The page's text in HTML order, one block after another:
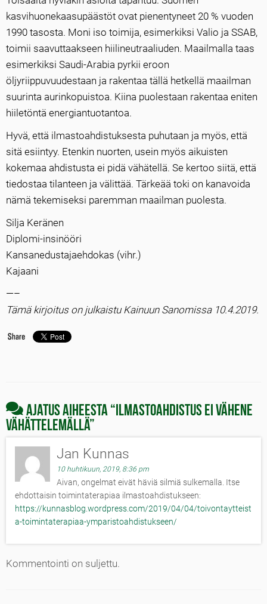
kasvihuonekaasupäästöt ovat pienentyneet 20 % vuoden
1990 tasosta. Moni iso toimija, esimerkiksi Valio ja SSAB,
toimii saavuttaakseen hiilineutraaliuden. Maailmalla taas
esimerkiksi Saudi-Arabia pyrkii eroon
öljyriippuvuudestaan ja rakentaa tällä hetkellä maailman
suurinta aurinkopuistoa. Kiina puolestaan rakentaa eniten
hiiletöntä energiantuotantoa.
Hyvä, että ilmastoahdistuksesta puhutaan ja myös, että
sitä esiintyy. Etenkin nuorten, usein myös aikuisten
kokemaa ahdistusta ei pidä vähätellä. Se kertoo siitä, että
tiedostaa tilanteen ja välittää. Tärkeää toki on kanavoida
nämä tekemiseksi paremman maailman puolesta.
Silja Keränen
Diplomi-insinööri
Kansanedustajaehdokas (vihr.)
Kajaani
—–
Tämä kirjoitus on julkaistu Kainuun Sanomissa 10.4.2019.
Ajatus aiheesta “Ilmastoahdistus ei vähene
vähättelemällä”
Jan Kunnas
10 huhtikuun, 2019, 8:36 pm
Aivan, ongelmat eivät häviä silmiä sulkemalla. Itse
ehdottaisin toimintaterapiaa ilmastoahdistukseen:
https://kunnasblog.wordpress.com/2019/04/04/toivontaytteist
a-toimintaterapiaa-ymparistoahdistukseen/
Kommentointi on suljettu.